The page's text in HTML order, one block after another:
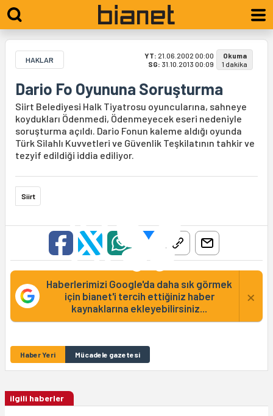
HAKLAR YT: 21.06.2002 00:00
SG: 31.10.2013 00:09
Okuma
1 dakika
Dario Fo Oyununa Soruşturma
Siirt Belediyesi Halk Tiyatrosu oyuncularına, sahneye
koydukları Ödenmedi, Ödenmeyecek eseri nedeniyle
soruşturma açıldı. Dario Fonun kaleme aldığı oyunda
Türk Silahlı Kuvvetleri ve Güvenlik Teşkilatının tahkir ve
tezyif edildiği iddia ediliyor.
Siirt
Haberlerimizi Google'da daha sık görmek
için bianet'i tercih ettiğiniz haber
kaynaklarına ekleyebilirsiniz...
×
Haber Yeri Mücadele gazetesi
ilgili haberler